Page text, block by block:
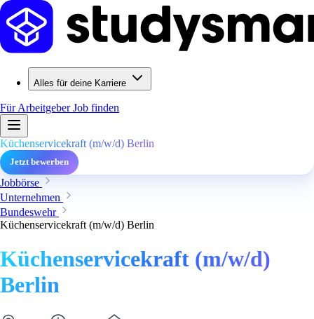
Alles für deine Karriere
Für ArbeitgeberJob finden
Küchenservicekraft (m/w/d) Berlin
Jetzt bewerben
Jobbörse
Unternehmen
Bundeswehr
Küchenservicekraft (m/w/d) Berlin
Küchenservicekraft (m/w/d)
Berlin